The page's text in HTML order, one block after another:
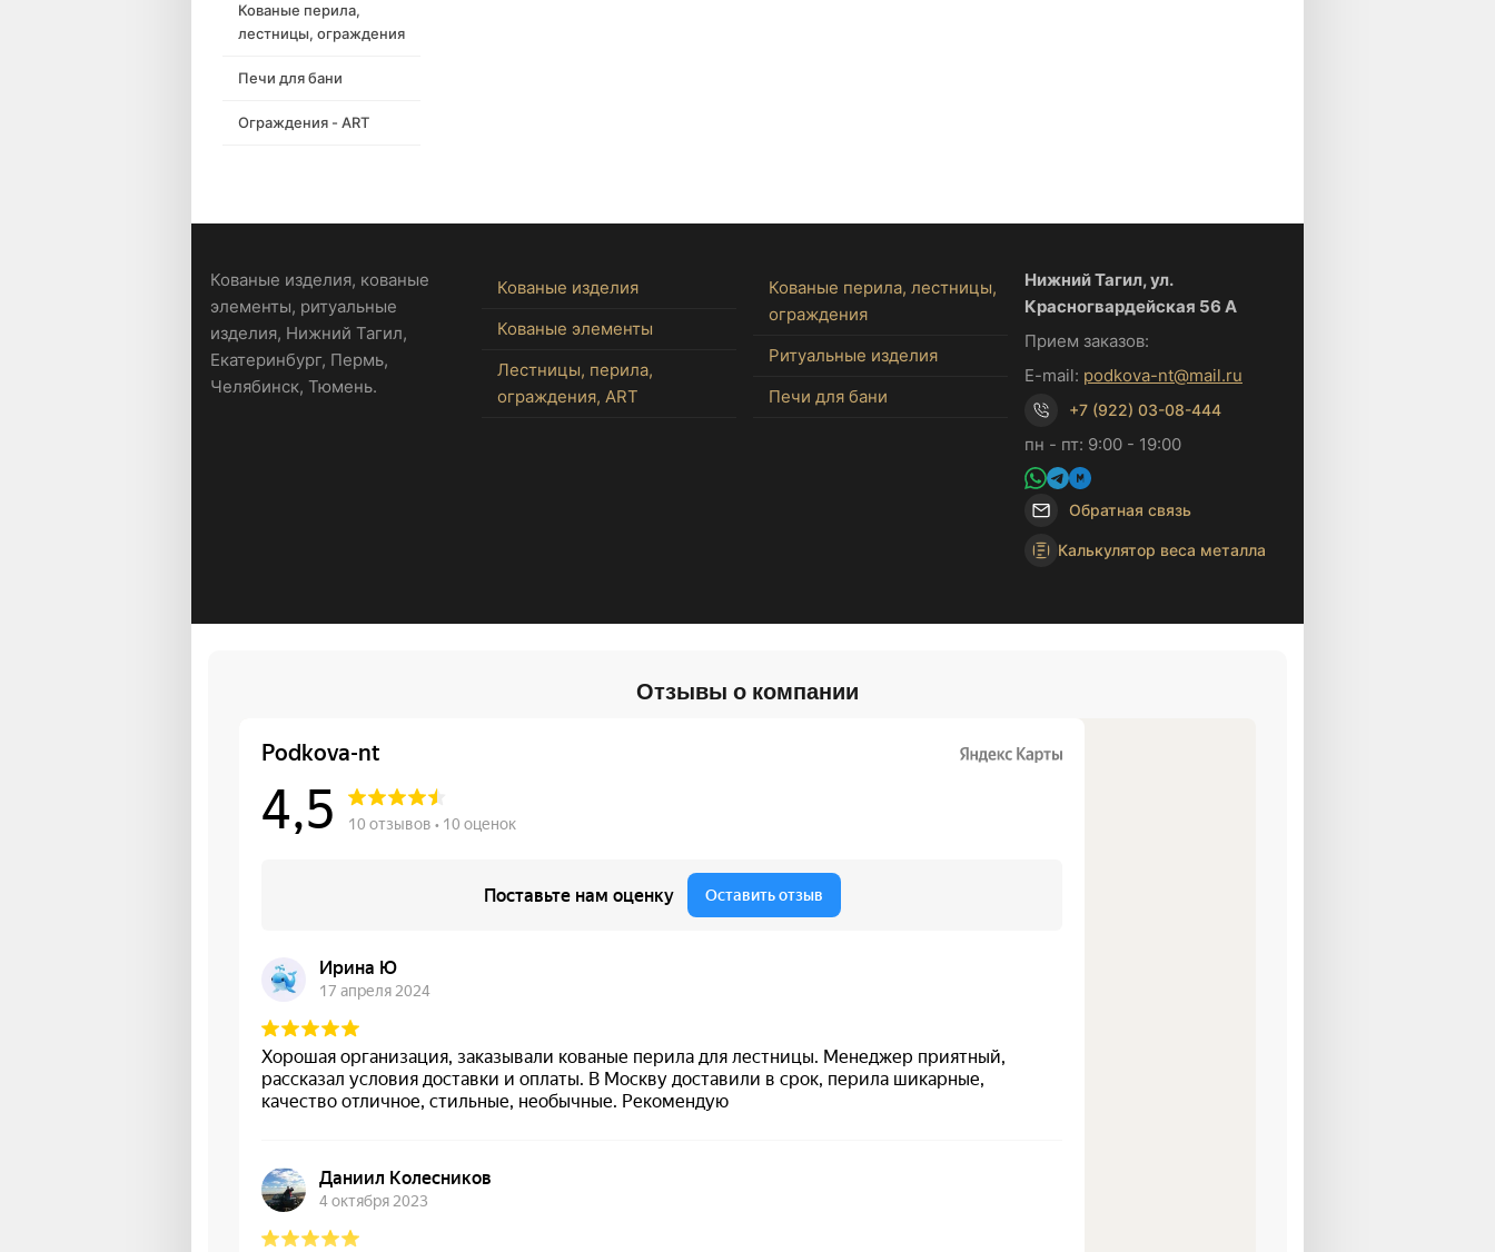
Кованые перила,
лестницы, ограждения
Печи для бани
Ограждения - ART
Кованые изделия, кованые
элементы, ритуальные
изделия, Нижний Тагил,
Екатеринбург, Пермь,
Челябинск, Тюмень.
Кованые изделия
Кованые элементы
Лестницы, перила,
ограждения, ART
Кованые перила, лестницы,
ограждения
Ритуальные изделия
Печи для бани
Нижний Тагил, ул.
Красногвардейская 56 А
Прием заказов:
E-mail: podkova-nt@mail.ru
+7 (922) 03-08-444
пн - пт: 9:00 - 19:00
Обратная связь
Калькулятор веса металла
Отзывы о компании